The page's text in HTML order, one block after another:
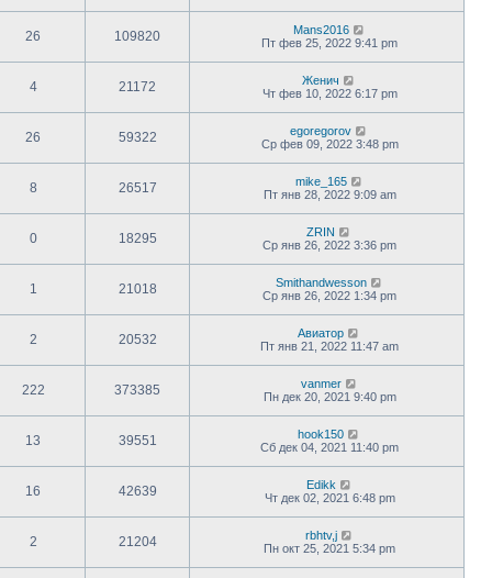
26 109820
Mans2016
Пт фев 25, 2022 9:41 pm
4 21172
Женич
Чт фев 10, 2022 6:17 pm
26 59322
egoregorov
Ср фев 09, 2022 3:48 pm
8 26517
mike_165
Пт янв 28, 2022 9:09 am
0 18295
ZRIN
Ср янв 26, 2022 3:36 pm
1 21018
Smithandwesson
Ср янв 26, 2022 1:34 pm
2 20532
Авиатор
Пт янв 21, 2022 11:47 am
222 373385
vanmer
Пн дек 20, 2021 9:40 pm
13 39551
hook150
Сб дек 04, 2021 11:40 pm
16 42639
Edikk
Чт дек 02, 2021 6:48 pm
2 21204
rbhtv,j
Пн окт 25, 2021 5:34 pm